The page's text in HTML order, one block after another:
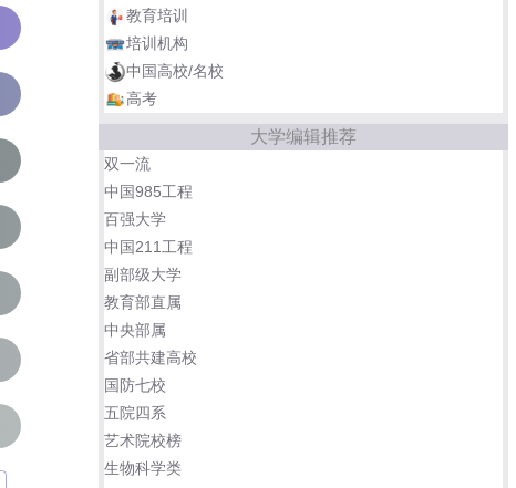
中国美术学院设计艺术学院
中国传媒大学艺术设计学部
06 南京艺术学院设计学院
07 上海交通大学设计学院
08 江南大学设计学院
09 湖南大学设计艺术学院
苏州大学艺术学院
教育培训
培训机构
中国高校/名校
高考
大学编辑推荐
双一流
中国985工程
百强大学
中国211工程
副部级大学
教育部直属
中央部属
省部共建高校
国防七校
五院四系
艺术院校榜
生物科学类